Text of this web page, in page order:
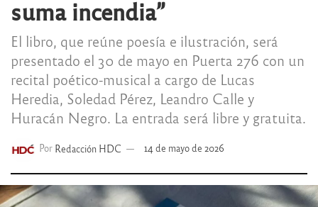
suma incendia”
El libro, que reúne poesía e ilustración, será
presentado el 30 de mayo en Puerta 276 con un
recital poético-musical a cargo de Lucas
Heredia, Soledad Pérez, Leandro Calle y
Huracán Negro. La entrada será libre y gratuita.
Por Redacción HDC 14 de mayo de 2026